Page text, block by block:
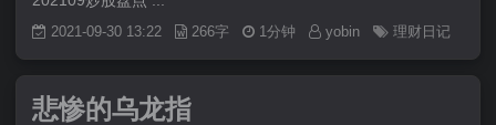
2021-09-30 13:22 266字 1分钟 yobin 理财日记
悲惨的乌龙指